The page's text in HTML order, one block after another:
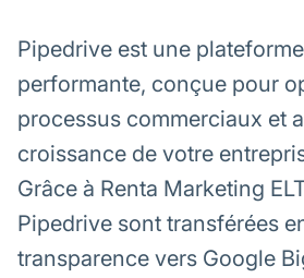
Pipedrive est une
performante, conçue pour
processus commerciaux et
croissance de votre
Grâce à Renta Marketing
Pipedrive sont transférées
transparence vers Google